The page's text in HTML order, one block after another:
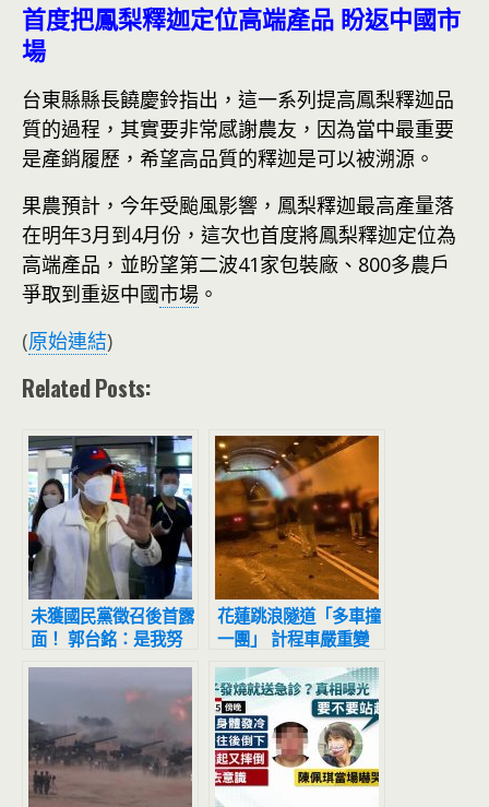
首度把鳳梨釋迦定位高端產品 盼返中國市
場
台東縣縣長饒慶鈴指出，這一系列提高鳳梨釋迦品
質的過程，其實要非常感謝農友，因為當中最重要
是產銷履歷，希望高品質的釋迦是可以被溯源。
果農預計，今年受颱風影響，鳳梨釋迦最高產量落
在明年3月到4月份，這次也首度將鳳梨釋迦定位為
高端產品，並盼望第二波41家包裝廠、800多農戶
爭取到重返中國市場 。
(原始連結)
Related Posts:
未獲國民黨徵召後首露
面！ 郭台銘：是我努
力不夠，對不起人民
花蓮跳浪隧道「多車撞
一團」 計程車嚴重變
形滿地全碎片